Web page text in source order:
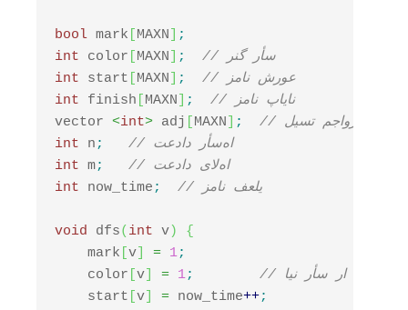
bool mark MAXN
;
int color MAXN ;
// رنگ رأس
int start MAXN ;
// زمان شروع
int finish MAXN ;
// زمان پایان
vector <int> adj MAXN ;
// لیست مجاورت
int n ;
// تعداد رأس‌ها
int m;
// تعداد یال‌ها
int now_time ; // زمان فعلی
void dfs( int v)
{
    mark
v = 1;
    color
v = 1;
رأس را خاکستری کن
    start
v = now_time++;